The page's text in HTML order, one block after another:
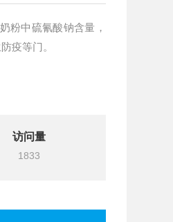
粉中硫氰酸钠含量，
疫等门。
访问量
1833